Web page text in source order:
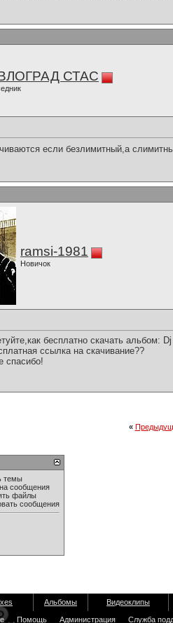
СТАС
если безлимитный,а
ramsi-1981
Новичок
бесплатно скачать альбом:
ссылка на скачивание??
спасибо!
«
темы
сообщения
файлы
сообщения
Альбомы Видеоклипы
Помощь Администрация Служба